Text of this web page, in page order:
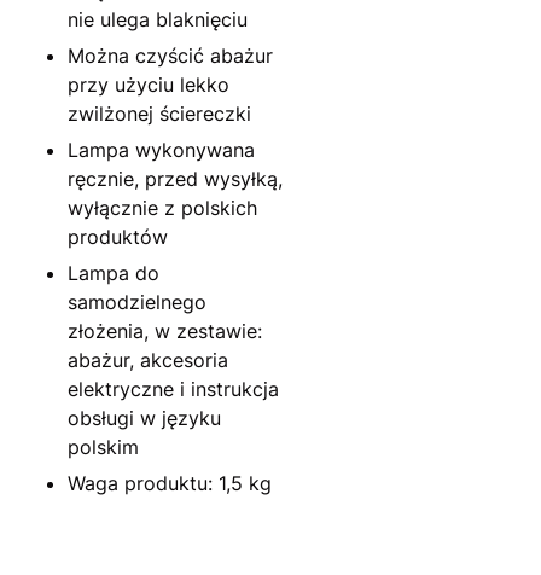
nie ulega blaknięciu
Można czyścić abażur
przy użyciu lekko
zwilżonej ściereczki
Lampa wykonywana
ręcznie, przed wysyłką,
wyłącznie z polskich
produktów
Lampa do
samodzielnego
złożenia, w zestawie:
abażur, akcesoria
elektryczne i instrukcja
obsługi w języku
polskim
Waga produktu: 1,5 kg